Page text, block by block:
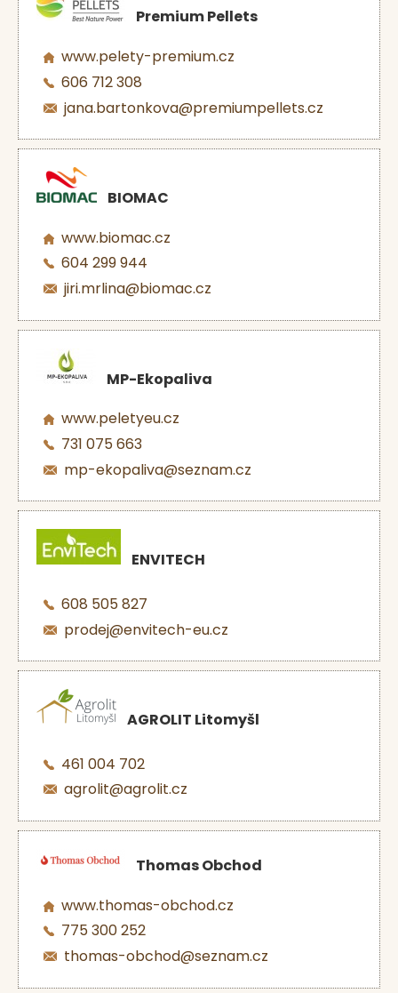
Premium Pellets
www.pelety-premium.cz
606 712 308
jana.bartonkova@premiumpellets.cz
BIOMAC
www.biomac.cz
604 299 944
jiri.mrlina@biomac.cz
MP-Ekopaliva
www.peletyeu.cz
731 075 663
mp-ekopaliva@seznam.cz
ENVITECH
608 505 827
prodej@envitech-eu.cz
AGROLIT Litomyšl
461 004 702
agrolit@agrolit.cz
Thomas Obchod
www.thomas-obchod.cz
775 300 252
thomas-obchod@seznam.cz